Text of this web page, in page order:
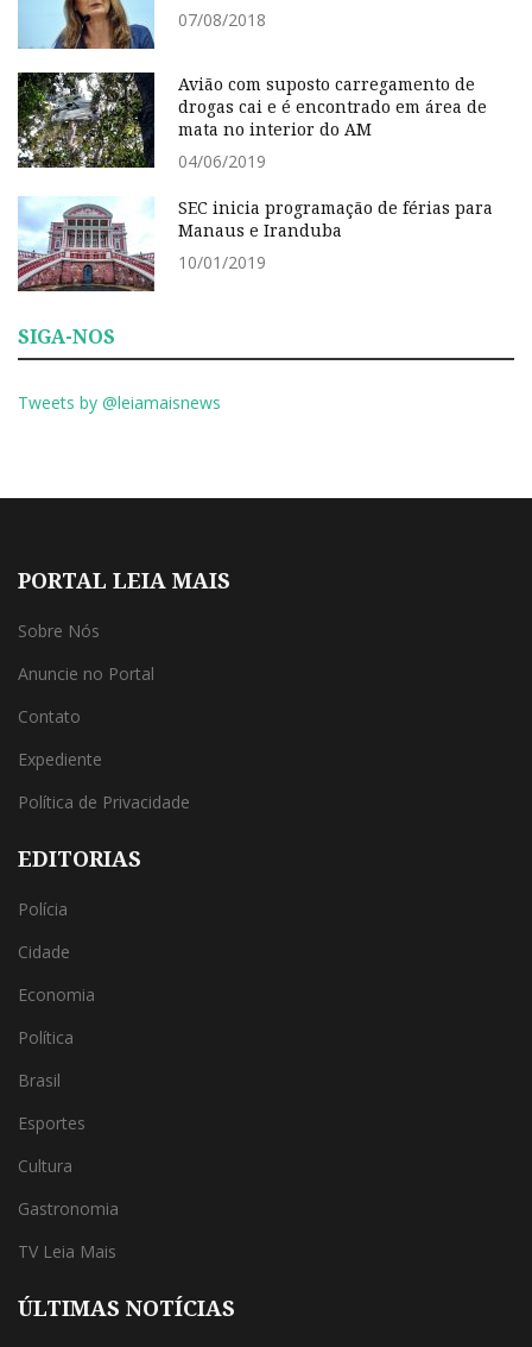
07/08/2018
Avião com suposto carregamento de
drogas cai e é encontrado em área de
mata no interior do AM
04/06/2019
SEC inicia programação de férias para
Manaus e Iranduba
10/01/2019
SIGA-NOS
Tweets by @leiamaisnews
PORTAL LEIA MAIS
Sobre Nós
Anuncie no Portal
Contato
Expediente
Política de Privacidade
EDITORIAS
Polícia
Cidade
Economia
Política
Brasil
Esportes
Cultura
Gastronomia
TV Leia Mais
ÚLTIMAS NOTÍCIAS